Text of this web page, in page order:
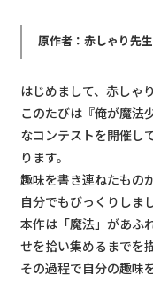
原作者：赤しゃり先
はじめまして、赤しゃ
このたびは『俺が魔法
なコンテストを開催し
ります。
趣味を書き連ねたもの
自分でもびっくりしま
本作は「魔法」があふ
せを拾い集めるまでを
その過程で自分の趣味